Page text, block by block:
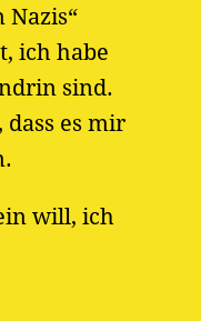
ich habe
sind.
es mir
will, ich